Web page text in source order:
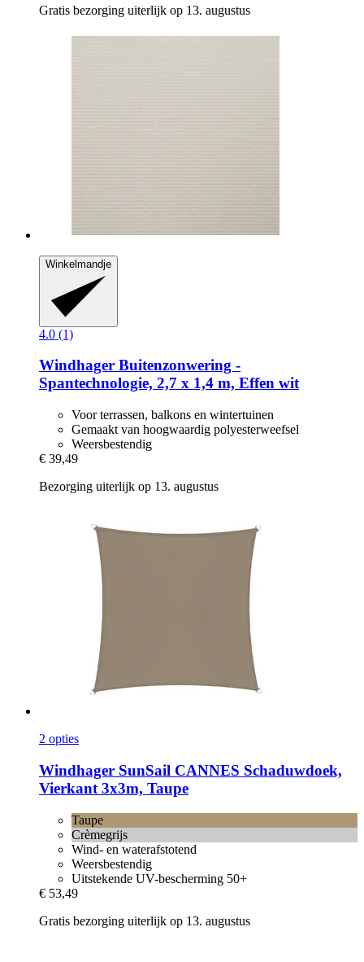
Gratis bezorging uiterlijk op 13. augustus
Winkelmandje
4.0 (1)
Windhager Buitenzonwering -​
Spantechnologie, 2,7 x 1,4 m, Effen wit
Voor terrassen, balkons en wintertuinen
Gemaakt van hoogwaardig polyesterweefsel
Weersbestendig
€ 39,49
Bezorging uiterlijk op 13. augustus
2 opties
Windhager SunSail CANNES Schaduwdoek,
Vierkant 3x3m, Taupe
Taupe
Crèmegrijs
Wind- en waterafstotend
Weersbestendig
Uitstekende UV-bescherming 50+
€ 53,49
Gratis bezorging uiterlijk op 13. augustus